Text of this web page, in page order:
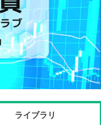
ライブラリ